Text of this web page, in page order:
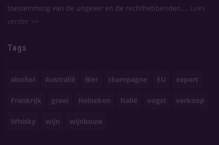
toestemming van de uitgever en de rechthebbenden....
Lees
verder >>
Tags
alcohol Australië Bier champagne EU export
Frankrijk groei Heineken Italië oogst verkoop
Whisky wijn wijnbouw